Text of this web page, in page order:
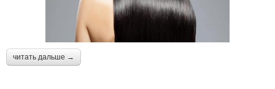
читать дальше →